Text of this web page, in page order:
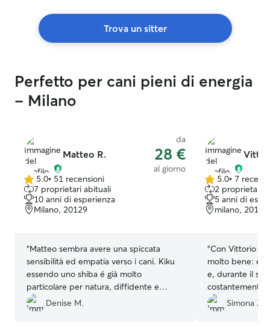
Trova un sitter
Perfetto per cani pieni di energia
- Milano
Matteo R.
da
28 €
al giorno
5.0
su
5
stelle
5.0• 51 recensioni
7 proprietari abituali
10 anni di esperienza
Milano, 20129
“Matteo sembra avere una spiccata
sensibilità ed empatia verso i cani. Kiku
essendo uno shiba é già molto
particolare per natura, diffidente e
abitudinario, difficilmente dorme
rilassato fuori casa. Matteo é riuscito a
Denise M.
5.0
su
5
stelle
5.0• 7
2 proprietari
5 anni di
milano, 20136
“Con Vittorio
molto bene: è
e, durante il
costantemente
andando la
apprezzato
Simona Z.